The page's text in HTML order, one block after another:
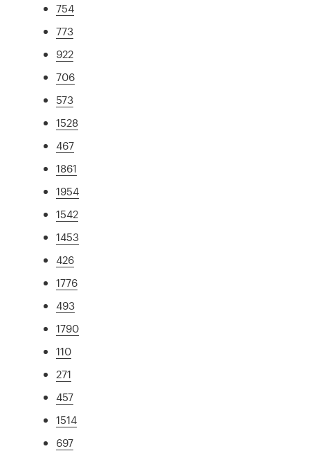
754
773
922
706
573
1528
467
1861
1954
1542
1453
426
1776
493
1790
110
271
457
1514
697